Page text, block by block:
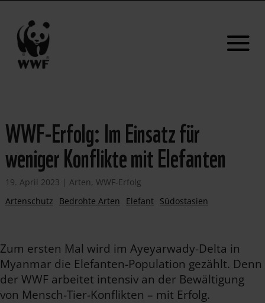
WWF-Erfolg: Im Einsatz für
weniger Konflikte mit Elefanten
19. April 2023 | Arten, WWF-Erfolg
Artenschutz
Bedrohte Arten Elefant Südostasien
Zum ersten Mal wird im Ayeyarwady-Delta in
Myanmar die Elefanten-Population gezählt. Denn
der WWF arbeitet intensiv an der Bewältigung
von Mensch-Tier-Konflikten – mit Erfolg.